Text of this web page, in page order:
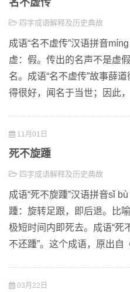
名不虚传
四字成语解释及历史典故
成语“名不虚传”汉语拼音
虚：假。传出的名声不是虚
名。成语“名不虚传”故事薛
得很好，闻名于当世；因此
11月01日
死不旋踵
四字成语解释及历史典故
成语“死不旋踵”汉语拼音sǐ
踵：旋转足跟，即后退。比
极短时间内即死去。成语“死
不还踵”。这个成语，原出自
03月22日